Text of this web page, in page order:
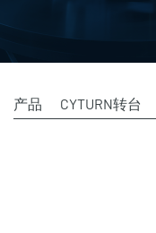
产品 CYTURN转台